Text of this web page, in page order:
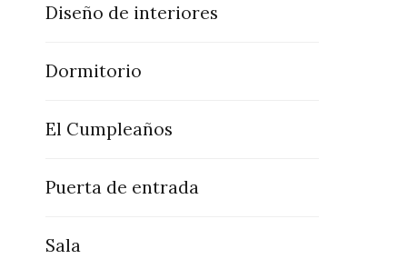
Diseño de interiores
Dormitorio
El Cumpleaños
Puerta de entrada
Sala